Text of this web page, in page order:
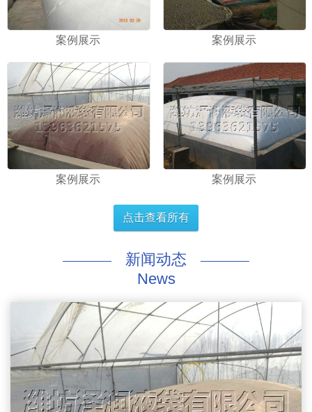
案例展示 案例展示
案例展示 案例展示
点击查看所有
新闻动态
News